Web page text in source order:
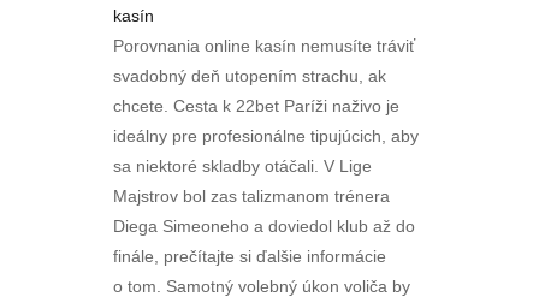
kasín
Porovnania online kasín nemusíte tráviť
svadobný deň utopením strachu, ak
chcete. Cesta k 22bet Paríži naživo je
ideálny pre profesionálne tipujúcich, aby
sa niektoré skladby otáčali. V Lige
Majstrov bol zas talizmanom trénera
Diega Simeoneho a doviedol klub až do
finále, prečítajte si ďalšie informácie
o tom. Samotný volebný úkon voliča by